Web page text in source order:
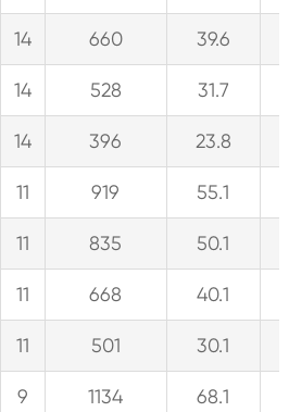
14 660 39.6
14 528 31.7
14 396 23.8
11 919 55.1
11 835 50.1
11 668 40.1
11 501 30.1
9 1134 68.1